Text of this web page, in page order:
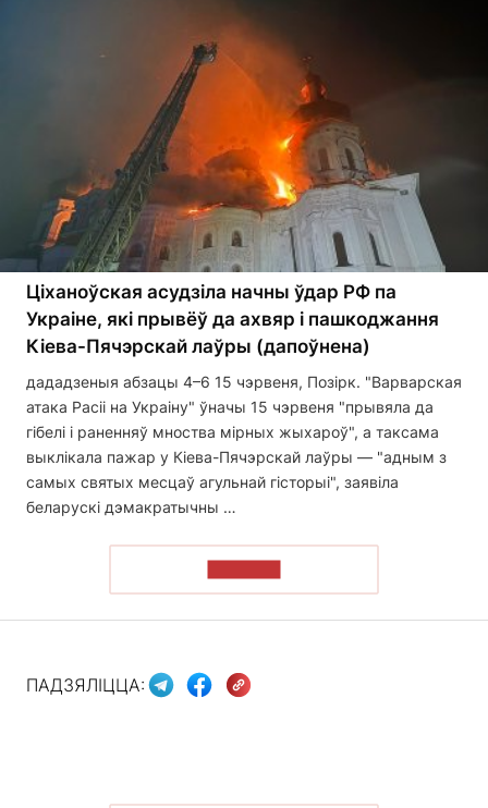
Ціханоўская асудзіла начны ўдар РФ па
Украіне, які прывёў да ахвяр і пашкоджання
Кіева-Пячэрскай лаўры (дапоўнена)
дададзеныя абзацы 4–6 15 чэрвеня, Позірк. "Варварская
атака Расіі на Украіну" ўначы 15 чэрвеня "прывяла да
гібелі і раненняў мноства мірных жыхароў", а таксама
выклікала пажар у Кіева-Пячэрскай лаўры — "адным з
самых святых месцаў агульнай гісторыі", заявіла
беларускі дэмакратычны …
ПАДЗЯЛІЦЦА: